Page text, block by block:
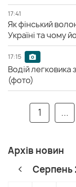
17:41
Як фінський
Україні та чому
17:15
Водій легковика
(фото)
1 ...
Архів новин
Серпень